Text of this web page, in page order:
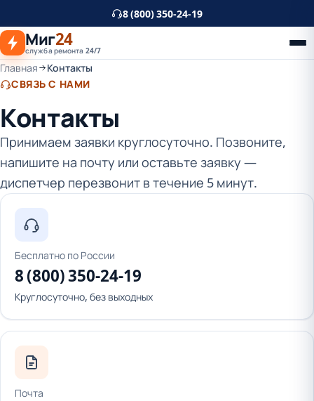
основному
контенту
8 (800) 350-24-19
Миг24
служба ремонта 24/7
Главная
Контакты
СВЯЗЬ С НАМИ
Контакты
Принимаем заявки круглосуточно. Позвоните,
напишите на почту или оставьте заявку —
диспетчер перезвонит в течение 5 минут.
Бесплатно по России
8 (800) 350-24-19
Круглосуточно, без выходных
Почта